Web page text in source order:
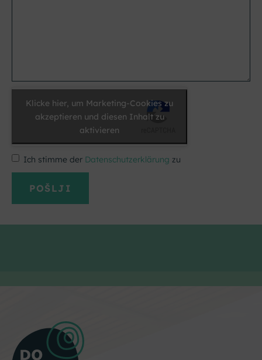
Klicke hier, um Marketing-Cookies zu
akzeptieren und diesen Inhalt zu
aktivieren
Ich stimme der Datenschutzerklärung zu